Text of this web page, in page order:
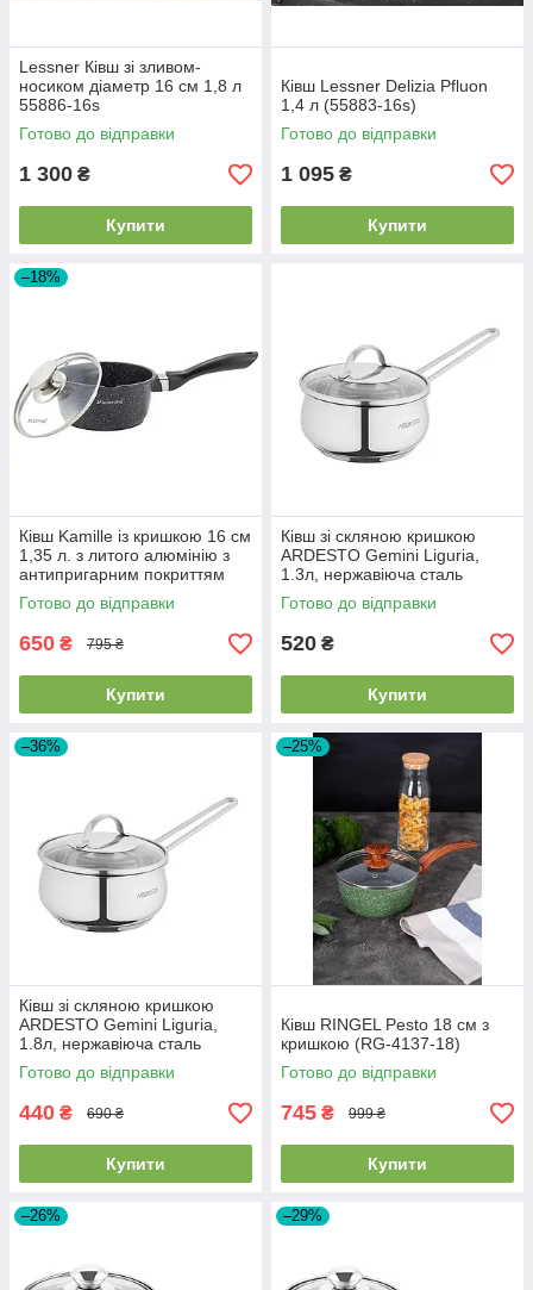
Lessner Ківш зі зливом-
носиком діаметр 16 см 1,8 л
55886-16s
Готово до відправки
1 300 ₴
Купити
Ківш Lessner Delizia Pfluon
1,4 л (55883-16s)
Готово до відправки
1 095 ₴
Купити
–18%
Ківш Kamille із кришкою 16 см
1,35 л. з литого алюмінію з
антипригарним покриттям
KM-4436
Готово до відправки
650 ₴ 795 ₴
Купити
Ківш зі скляною кришкою
ARDESTO Gemini Liguria,
1.3л, нержавіюча сталь
AR4313GB
Готово до відправки
520 ₴
Купити
–36%
Ківш зі скляною кришкою
ARDESTO Gemini Liguria,
1.8л, нержавіюча сталь
AR4318GB
Готово до відправки
440 ₴ 690 ₴
Купити
–25%
Ківш RINGEL Pesto 18 см з
кришкою (RG-4137-18)
Готово до відправки
745 ₴ 999 ₴
Купити
–26% –29%